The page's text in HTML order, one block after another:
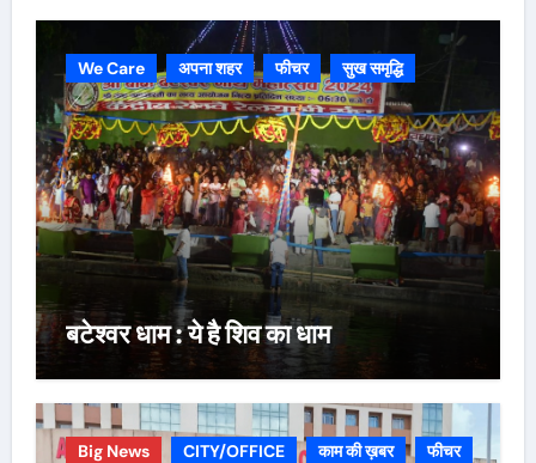
We Care अपना शहर फीचर सुख समृद्धि
बटेश्वर धाम : ये है शिव का धाम
Big News CITY/OFFICE काम की ख़बर फीचर